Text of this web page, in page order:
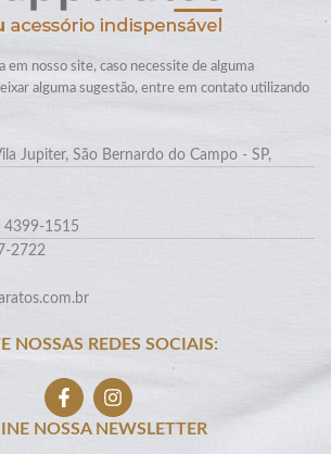
em nosso site, caso necessite de alguma
alguma sugestão, entre em contato utilizando
Jupiter, São Bernardo do Campo - SP,
4399-1515
2722
NOSSAS REDES SOCIAIS:
NOSSA NEWSLETTER